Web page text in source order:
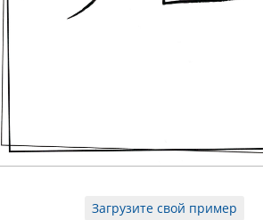
Загрузите свой пример